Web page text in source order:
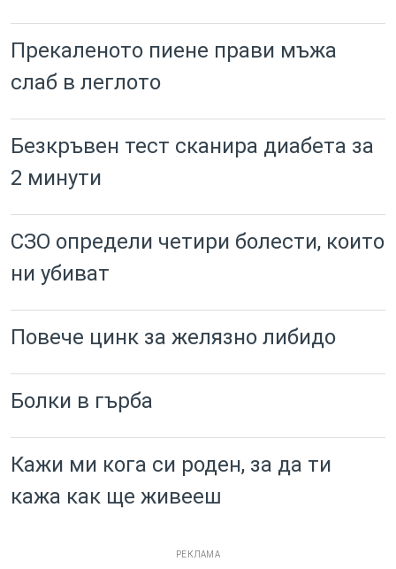
Прекаленото пиене прави мъжа
слаб в леглото
Безкръвен тест сканира диабета за
2 минути
СЗО определи четири болести, които
ни убиват
Повече цинк за желязно либидо
Болки в гърба
Кажи ми кога си роден, за да ти
кажа как ще живееш
РЕКЛАМА